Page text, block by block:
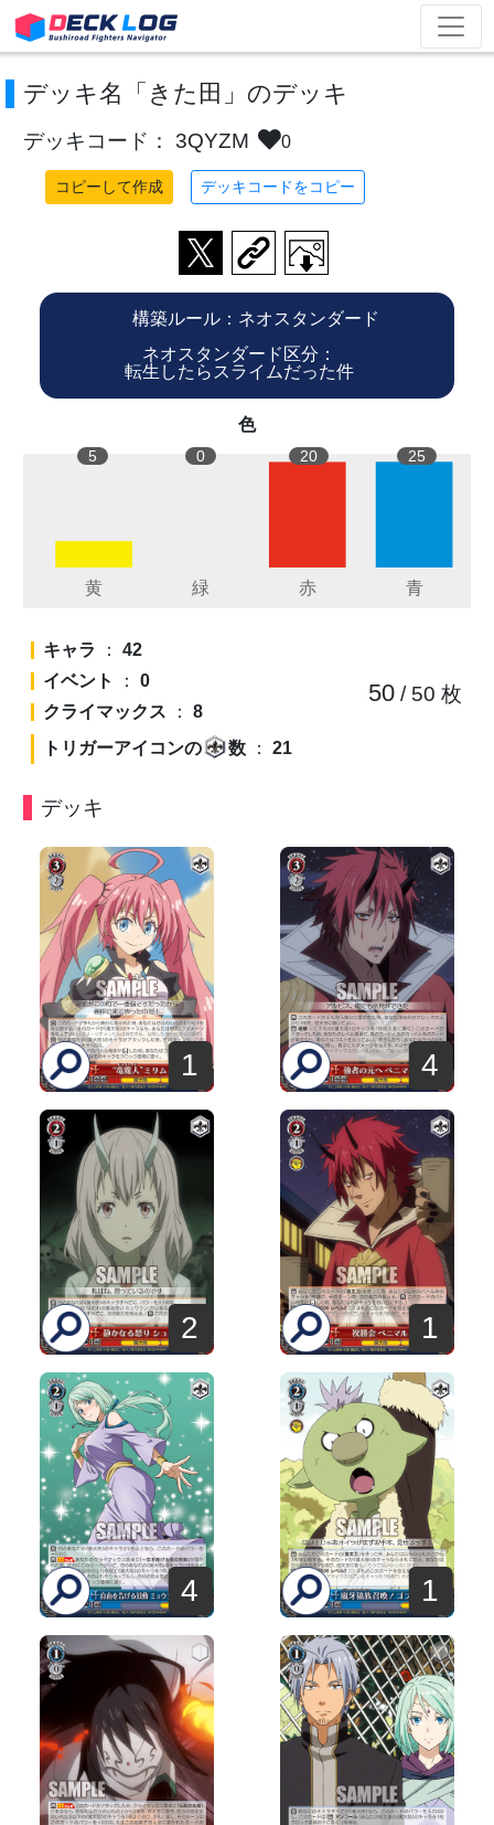
デッキ名「きた田」のデッキ
デッキコード： 3QYZM 0
コピーして作成 デッキコードをコピー
構築ルール：ネオスタンダード
ネオスタンダード区分：
転生したらスライムだった件
色
5 0 20 25
キャラ ： 42
イベント
： 0
クライマックス ： 8
トリガーアイコンの
数 ： 21
50/ 50 枚
デッキ
1 4
2 1
4 1